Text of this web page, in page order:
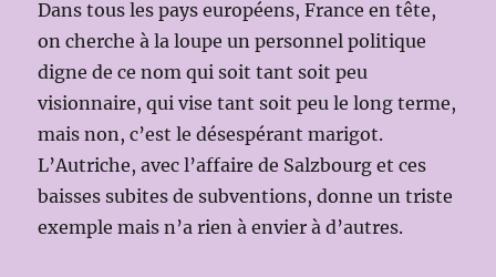
Dans tous les pays européens, France en tête,
on cherche à la loupe un personnel politique
digne de ce nom qui soit tant soit peu
visionnaire, qui vise tant soit peu le long terme,
mais non, c’est le désespérant marigot.
L’Autriche, avec l’affaire de Salzbourg et ces
baisses subites de subventions, donne un triste
exemple mais n’a rien à envier à d’autres.